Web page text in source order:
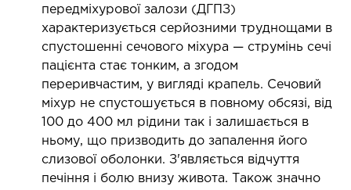
інтенсивної терапії
стаціонар
транспортування у Києві та області
допомога в Києві
передміхурової залози (ДГПЗ)
характеризується серйозними труднощами в
спустошенні сечового міхура — струмінь сечі
пацієнта стає тонким, а згодом
переривчастим, у вигляді крапель. Сечовий
міхур не спустошується в повному обсязі, від
100 до 400 мл рідини так і залишається в
ньому, що призводить до запалення його
слизової оболонки. З'являється відчуття
печіння і болю внизу живота. Також значно